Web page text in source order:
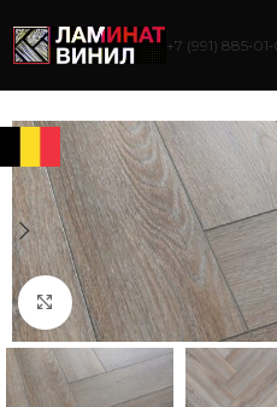
+7 (991)
Нажмите, чтобы